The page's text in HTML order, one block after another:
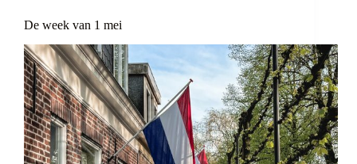
De week van 1 mei